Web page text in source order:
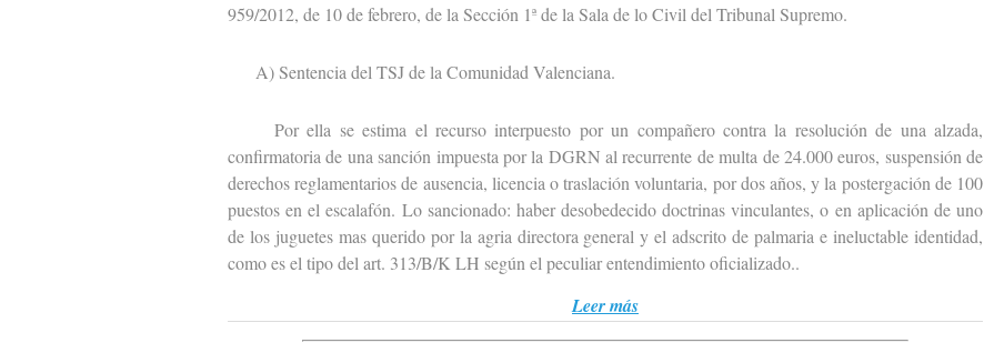
959/2012, de 10 de febrero, de la Sección 1ª de la Sala de lo Civil del Tribunal Supremo.
A) Sentencia del TSJ de la Comunidad Valenciana.
Por ella se estima el recurso interpuesto por un compañero contra la resolución de una alzada,
confirmatoria de una sanción impuesta por la DGRN al recurrente de multa de 24.000 euros, suspensión de
derechos reglamentarios de ausencia, licencia o traslación voluntaria, por dos años, y la postergación de 100
puestos en el escalafón. Lo sancionado: haber desobedecido doctrinas vinculantes, o en aplicación de uno
de los juguetes mas querido por la agria directora general y el adscrito de palmaria e ineluctable identidad,
como es el tipo del art. 313/B/K LH según el peculiar entendimiento oficializado..
Leer más